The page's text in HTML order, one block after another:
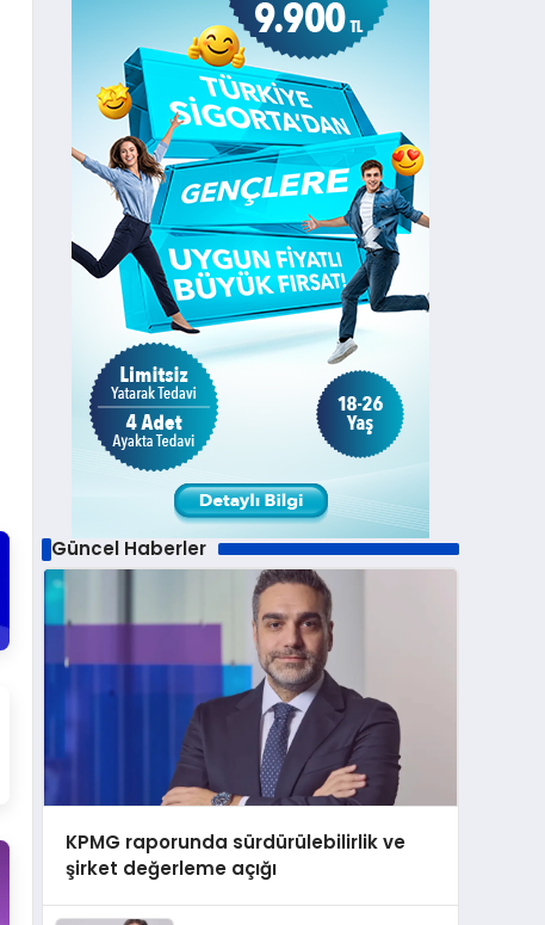
Güncel Haberler
KPMG raporunda sürdürülebilirlik ve
şirket değerleme açığı